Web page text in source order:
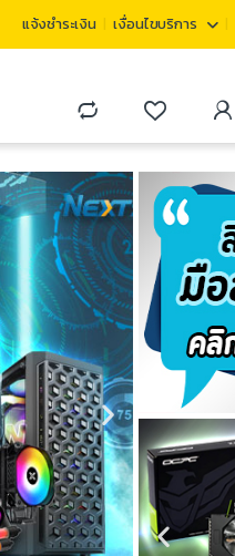
แจ้งชำระเงิน เงื่อนไขบริการ